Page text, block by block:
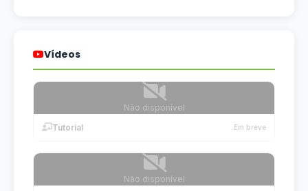
Vídeos
Não disponível
Tutorial
Em breve
Não disponível